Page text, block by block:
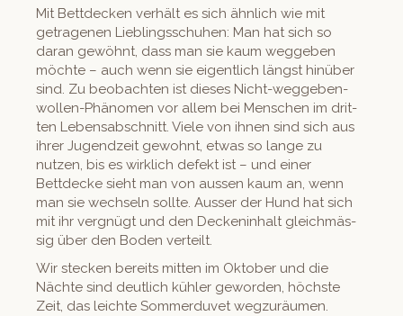
Mit Bettdeck­en ver­hält es sich ähn­lich wie mit
getra­ge­nen Lieblingss­chuhen: Man hat sich so
daran gewöh­nt, dass man sie kaum weggeben
möchte – auch wenn sie eigentlich längst hinüber
sind. Zu beobacht­en ist dieses Nicht-weggeben-
wollen-Phänomen vor allem bei Men­schen im drit­
ten Lebens­ab­schnitt. Viele von ihnen sind sich aus
ihrer Jugendzeit gewohnt, etwas so lange zu
nutzen, bis es wirk­lich defekt ist – und ein­er
Bettdecke sieht man von aussen kaum an, wenn
man sie wech­seln sollte. Auss­er der Hund hat sich
mit ihr vergnügt und den Deck­en­in­halt gle­ich­mäs­
sig über den Boden verteilt.
Wir steck­en bere­its mit­ten im Okto­ber und die
Nächte sind deut­lich küh­ler gewor­den, höch­ste
Zeit, das leichte Som­mer­du­vet wegzuräu­men.